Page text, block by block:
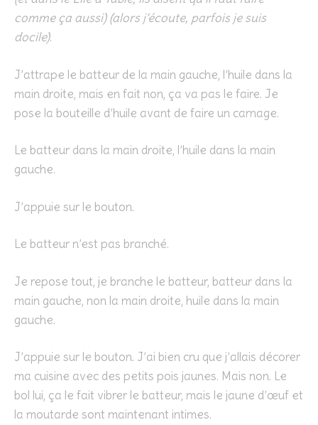
comme ça aussi) (alors j’écoute, parfois je suis
docile).
J’attrape le batteur de la main gauche, l’huile dans la
main droite, mais en fait non, ça va pas le faire. Je
pose la bouteille d’huile avant de faire un carnage.
Le batteur dans la main droite, l’huile dans la main
gauche.
J’appuie sur le bouton.
Le batteur n’est pas branché.
Je repose tout, je branche le batteur, batteur dans la
main gauche, non la main droite, huile dans la main
gauche.
J’appuie sur le bouton. J’ai bien cru que j’allais décorer
ma cuisine avec des petits pois jaunes. Mais non. Le
bol lui, ça le fait vibrer le batteur, mais le jaune d’œuf et
la moutarde sont maintenant intimes.